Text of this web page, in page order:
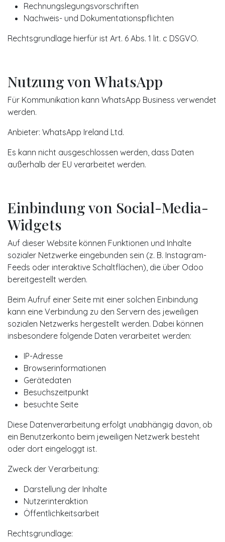
Rechnungslegungsvorschriften
Nachweis- und Dokumentationspflichten
Rechtsgrundlage hierfür ist Art. 6 Abs. 1 lit. c DSGVO.
Nutzung von WhatsApp
Für Kommunikation kann WhatsApp Business verwendet
werden.
Anbieter: WhatsApp Ireland Ltd.
Es kann nicht ausgeschlossen werden, dass Daten
außerhalb der EU verarbeitet werden.
Einbindung von Social-Media-
Widgets
Auf dieser Website können Funktionen und Inhalte
sozialer Netzwerke eingebunden sein (z. B. Instagram-
Feeds oder interaktive Schaltflächen), die über Odoo
bereitgestellt werden.
Beim Aufruf einer Seite mit einer solchen Einbindung
kann eine Verbindung zu den Servern des jeweiligen
sozialen Netzwerks hergestellt werden. Dabei können
insbesondere folgende Daten verarbeitet werden:
IP-Adresse
Browserinformationen
Gerätedaten
Besuchszeitpunkt
besuchte Seite
Diese Datenverarbeitung erfolgt unabhängig davon, ob
ein Benutzerkonto beim jeweiligen Netzwerk besteht
oder dort eingeloggt ist.
Zweck der Verarbeitung:
Darstellung der Inhalte
Nutzerinteraktion
Öffentlichkeitsarbeit
Rechtsgrundlage: